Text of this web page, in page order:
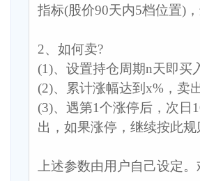
指标(股价90天内5档位置)
2、如何卖?
(1)、设置持仓周期n天即买
(2)、累计涨幅达到x%，卖出
(3)、遇第1个涨停后，次日
出，如果涨停，继续按此
上述参数由用户自己设定